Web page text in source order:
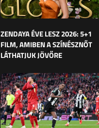
ZENDAYA ÉVE LESZ 2026: 5+1
FILM, AMIBEN A SZÍNÉSZNŐT
LÁTHATJUK JÖVŐRE